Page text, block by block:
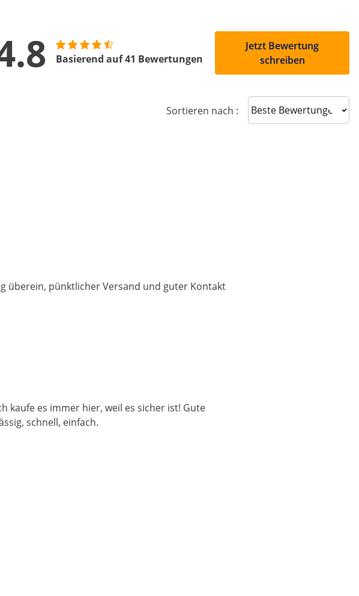
Basierend auf 41 Bewertungen
Jetzt Bewertung
schreiben
Sortieren nach : Sort reviews
überein, pünktlicher Versand und guter Kontakt
kaufe es immer hier, weil es sicher ist! Gute
schnell, einfach.